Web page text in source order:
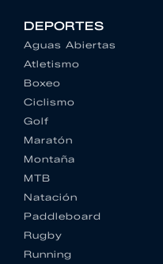
DEPORTES
Aguas Abiertas
Atletismo
Boxeo
Ciclismo
Golf
Maratón
Montaña
MTB
Natación
Paddleboard
Rugby
Running